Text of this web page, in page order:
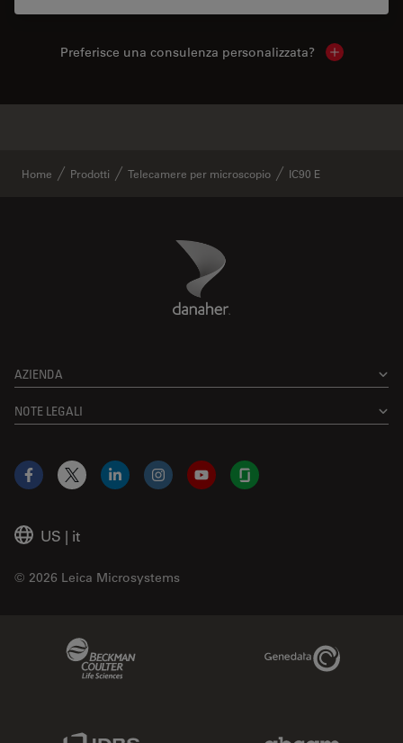
Preferisce una consulenza personalizzata? Show local
Home Prodotti Telecamere per microscopio IC90 E
Danaher Logo
AZIENDA
NOTE LEGALI
US | it
© 2026 Leica Microsystems
Facebook
X LinkedInInstagramYouTubeGlassdoor
Genedata Link